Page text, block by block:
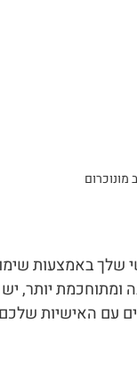
מונוכרום
שלך באמצעות
ומתוחכמת יותר,
עם האישיות